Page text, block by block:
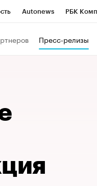
Autonews РБК
Пресс-релизы